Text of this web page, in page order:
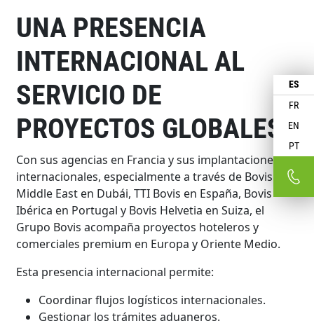
ES
FR
EN
PT
UNA PRESENCIA
INTERNACIONAL AL
SERVICIO DE
PROYECTOS GLOBALES
Con sus agencias en Francia y sus implantaciones
internacionales, especialmente a través de Bovis
Middle East en Dubái, TTI Bovis en España, Bovis
Ibérica en Portugal y Bovis Helvetia en Suiza, el
Grupo Bovis acompaña proyectos hoteleros y
comerciales premium en Europa y Oriente Medio.
Esta presencia internacional permite:
Coordinar flujos logísticos internacionales.
Gestionar los trámites aduaneros.